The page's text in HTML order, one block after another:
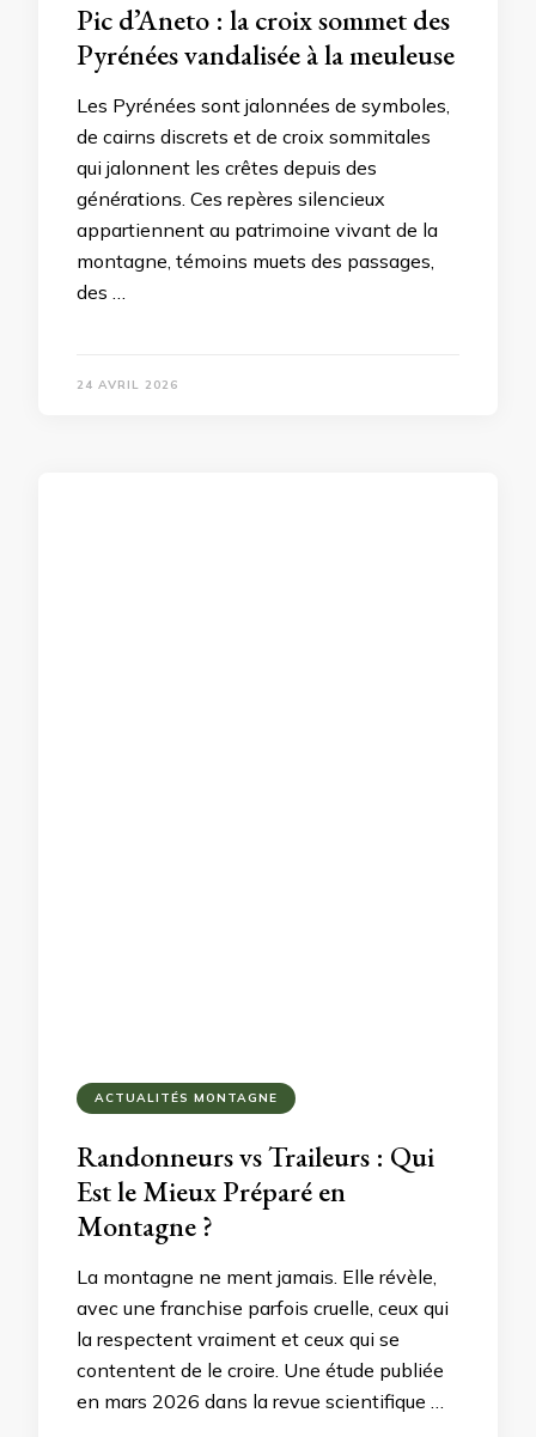
Pic d’Aneto : la croix sommet des
Pyrénées vandalisée à la meuleuse
Les Pyrénées sont jalonnées de symboles,
de cairns discrets et de croix sommitales
qui jalonnent les crêtes depuis des
générations. Ces repères silencieux
appartiennent au patrimoine vivant de la
montagne, témoins muets des passages,
des …
24 AVRIL 2026
ACTUALITÉS MONTAGNE
Randonneurs vs Traileurs : Qui
Est le Mieux Préparé en
Montagne ?
La montagne ne ment jamais. Elle révèle,
avec une franchise parfois cruelle, ceux qui
la respectent vraiment et ceux qui se
contentent de le croire. Une étude publiée
en mars 2026 dans la revue scientifique …